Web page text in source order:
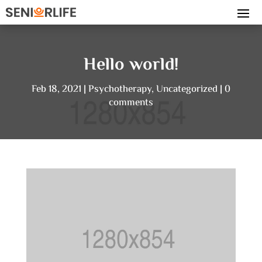
Hello world!
Feb 18, 2021 Psychotherapy,Uncategorized 0
comments